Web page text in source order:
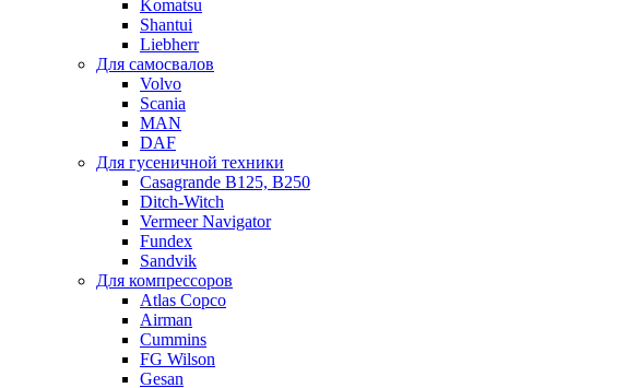
Komatsu
Shantui
Liebherr
Для самосвалов
Volvo
Scania
MAN
DAF
Для гусеничной техники
Casagrande B125, B250
Ditch-Witch
Vermeer Navigator
Fundex
Sandvik
Для компрессоров
Atlas Copco
Airman
Cummins
FG Wilson
Gesan